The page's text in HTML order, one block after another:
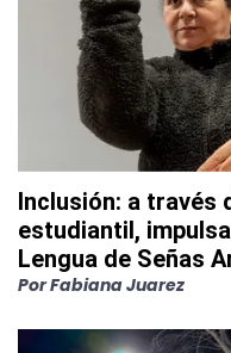
Inclusión: a través
estudiantil,
Lengua de Señas
PorFabiana Juarez